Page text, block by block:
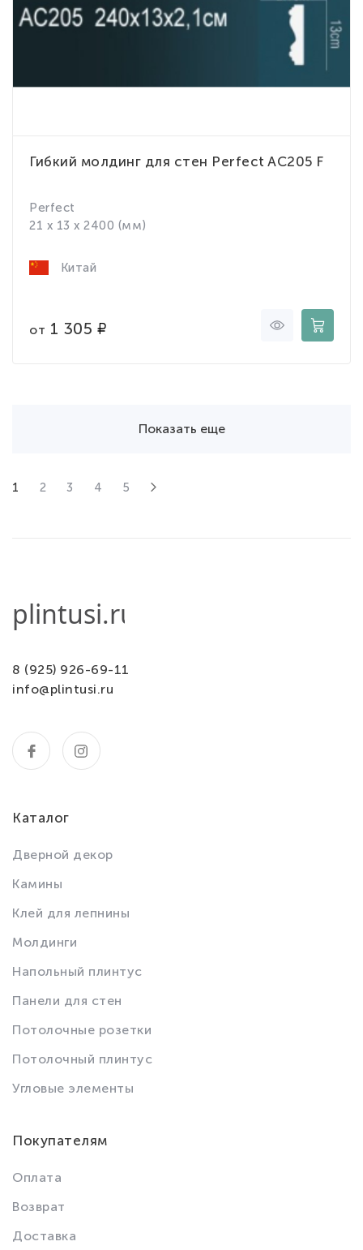
Гибкий молдинг для стен Perfect AC205 F
Perfect
21 x 13 x 2400 (мм)
Китай
от 1 305
Показать еще
1 2 3 4 5
8 (925) 926-69-11
info@plintusi.ru
Каталог
Дверной декор
Камины
Клей для лепнины
Молдинги
Напольный плинтус
Панели для стен
Потолочные розетки
Потолочный плинтус
Угловые элементы
Покупателям
Оплата
Возврат
Доставка